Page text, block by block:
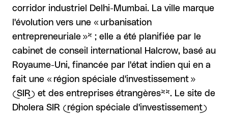
corridor industriel Delhi-Mumbai. La ville marque
l'évolution vers une « urbanisation
entrepreneuriale »* ; elle a été planifiée par le
cabinet de conseil international Halcrow, basé au
Royaume-Uni, financée par l'état indien qui en a
fait une « région spéciale d'investissement »
(SIR) et des entreprises étrangères**. Le site de
Dholera SIR (région spéciale d'investissement)